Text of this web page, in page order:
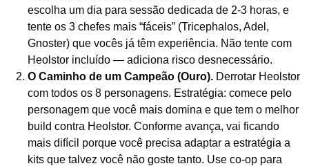
escolha um dia para sessão dedicada de 2-3 horas, e
tente os 3 chefes mais “fáceis” (Tricephalos, Adel,
Gnoster) que vocês já têm experiência. Não tente com
Heolstor incluído — adiciona risco desnecessário.
O Caminho de um Campeão (Ouro). Derrotar Heolstor
com todos os 8 personagens. Estratégia: comece pelo
personagem que você mais domina e que tem o melhor
build contra Heolstor. Conforme avança, vai ficando
mais difícil porque você precisa adaptar a estratégia a
kits que talvez você não goste tanto. Use co-op para